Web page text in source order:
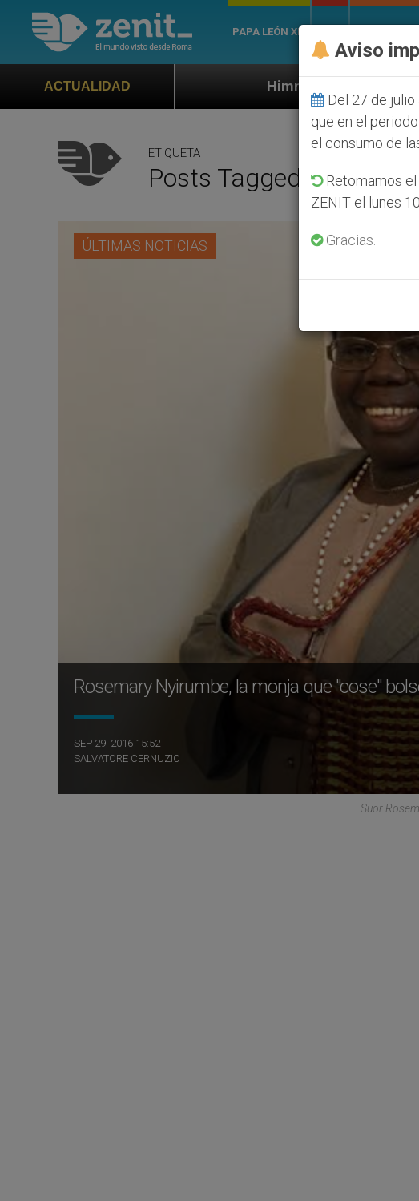
PAPA LEÓN XIV
ACTUALIDADHimno oficial de la Jornada Mundial de la
ETIQUETA
Posts Tagged
ÚLTIMAS NOTICIAS
Rosemary Nyirumbe, la monja que "cose"
SEP 29, 2016 15:52
SALVATORE CERNUZIO
Suor
Aviso
Del 27 de
que en el
el consumo de
Retomamos el
ZENIT el lunes
Gracias.